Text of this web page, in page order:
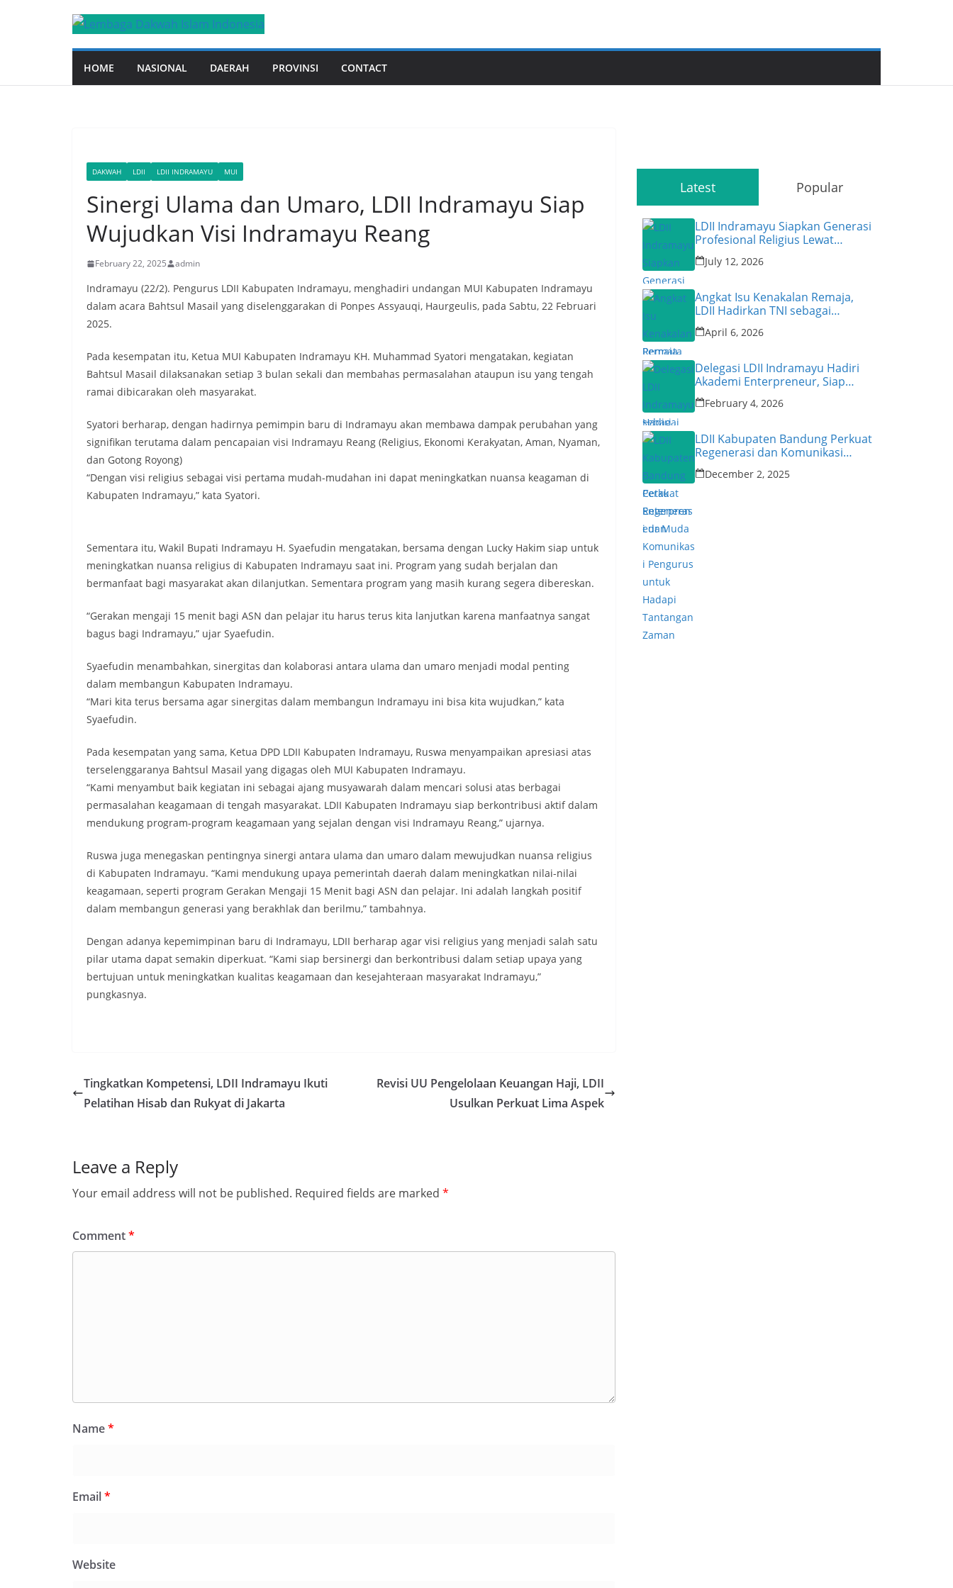
HOME NASIONAL DAERAH PROVINSI CONTACT
DAKWAH LDII LDII INDRAMAYU MUI
Sinergi Ulama dan Umaro, LDII Indramayu Siap
Wujudkan Visi Indramayu Reang
February 22, 2025 admin
Indramayu (22/2). Pengurus LDII Kabupaten Indramayu, menghadiri undangan MUI Kabupaten Indramayu
dalam acara Bahtsul Masail yang diselenggarakan di Ponpes Assyauqi, Haurgeulis, pada Sabtu, 22 Februari
2025.
Pada kesempatan itu, Ketua MUI Kabupaten Indramayu KH. Muhammad Syatori mengatakan, kegiatan
Bahtsul Masail dilaksanakan setiap 3 bulan sekali dan membahas permasalahan ataupun isu yang tengah
ramai dibicarakan oleh masyarakat.
Syatori berharap, dengan hadirnya pemimpin baru di Indramayu akan membawa dampak perubahan yang
signifikan terutama dalam pencapaian visi Indramayu Reang (Religius, Ekonomi Kerakyatan, Aman, Nyaman,
dan Gotong Royong)
“Dengan visi religius sebagai visi pertama mudah-mudahan ini dapat meningkatkan nuansa keagaman di
Kabupaten Indramayu,” kata Syatori.
Sementara itu, Wakil Bupati Indramayu H. Syaefudin mengatakan, bersama dengan Lucky Hakim siap untuk
meningkatkan nuansa religius di Kabupaten Indramayu saat ini. Program yang sudah berjalan dan
bermanfaat bagi masyarakat akan dilanjutkan. Sementara program yang masih kurang segera dibereskan.
“Gerakan mengaji 15 menit bagi ASN dan pelajar itu harus terus kita lanjutkan karena manfaatnya sangat
bagus bagi Indramayu,” ujar Syaefudin.
Syaefudin menambahkan, sinergitas dan kolaborasi antara ulama dan umaro menjadi modal penting
dalam membangun Kabupaten Indramayu.
“Mari kita terus bersama agar sinergitas dalam membangun Indramayu ini bisa kita wujudkan,” kata
Syaefudin.
Pada kesempatan yang sama, Ketua DPD LDII Kabupaten Indramayu, Ruswa menyampaikan apresiasi atas
terselenggaranya Bahtsul Masail yang digagas oleh MUI Kabupaten Indramayu.
“Kami menyambut baik kegiatan ini sebagai ajang musyawarah dalam mencari solusi atas berbagai
permasalahan keagamaan di tengah masyarakat. LDII Kabupaten Indramayu siap berkontribusi aktif dalam
mendukung program-program keagamaan yang sejalan dengan visi Indramayu Reang,” ujarnya.
Ruswa juga menegaskan pentingnya sinergi antara ulama dan umaro dalam mewujudkan nuansa religius
di Kabupaten Indramayu. “Kami mendukung upaya pemerintah daerah dalam meningkatkan nilai-nilai
keagamaan, seperti program Gerakan Mengaji 15 Menit bagi ASN dan pelajar. Ini adalah langkah positif
dalam membangun generasi yang berakhlak dan berilmu,” tambahnya.
Dengan adanya kepemimpinan baru di Indramayu, LDII berharap agar visi religius yang menjadi salah satu
pilar utama dapat semakin diperkuat. “Kami siap bersinergi dan berkontribusi dalam setiap upaya yang
bertujuan untuk meningkatkan kualitas keagamaan dan kesejahteraan masyarakat Indramayu,”
pungkasnya.
Tingkatkan Kompetensi, LDII Indramayu Ikuti
Pelatihan Hisab dan Rukyat di Jakarta
Revisi UU Pengelolaan Keuangan Haji, LDII
Usulkan Perkuat Lima Aspek
Leave a Reply
Your email address will not be published. Required fields are marked *
Comment*
Name*
Email*
Website
Latest Popular
LDII Indramayu Siapkan Generasi
Profesional Religius Lewat
Permata CAI ke-47
July 12, 2026
Angkat Isu Kenakalan Remaja,
LDII Hadirkan TNI sebagai
Narasumber
April 6, 2026
Delegasi LDII Indramayu Hadiri
Akademi Enterpreneur, Siap
Cetak Enterpreneur Muda
February 4, 2026
LDII Kabupaten Bandung Perkuat
Regenerasi dan Komunikasi
Pengurus untuk Hadapi
Tantangan Zaman
December 2, 2025